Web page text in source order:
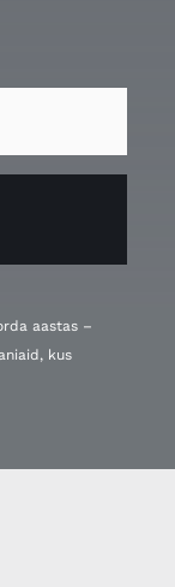
aastas –
kus